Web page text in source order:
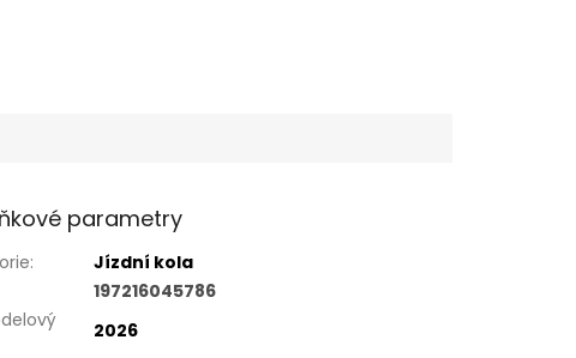
parametry
:
Jízdní kola
197216045786
2026